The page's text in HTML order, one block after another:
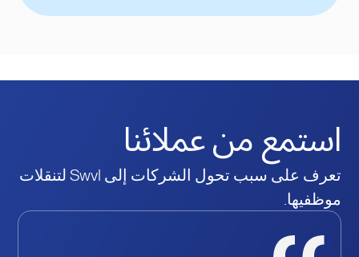
استمع من عملائنا
تعرف على سبب تحول الشركات إلى Swvl لتنقلات
موظفيها.